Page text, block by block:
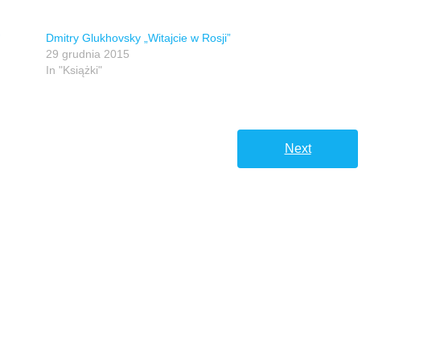
Dmitry Glukhovsky „Witajcie w Rosji”
29 grudnia 2015
In "Książki"
Next